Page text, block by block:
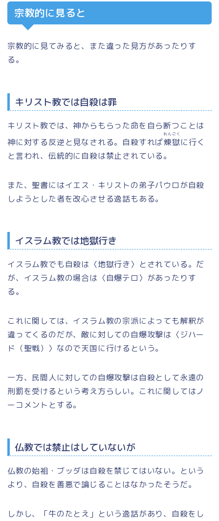
宗教的に見ると
宗教的に見てみると、また違った見方があったりす
る。
キリスト教では自殺は罪
キリスト教では、神からもらった命を自ら断つことは
神に対する反逆と見なされる。自殺すれば煉獄
れんごく
に行く
と言われ、伝統的に自殺は禁止されている。
また、聖書にはイエス・キリストの弟子パウロが自殺
しようとした者を改心させる逸話もある。
イスラム教では地獄行き
イスラム教でも自殺は〈地獄行き〉とされている。だ
が、イスラム教の場合は〈自爆テロ〉があったりす
る。
これに関しては、イスラム教の宗派によっても解釈が
違ってくるのだが、敵に対しての自爆攻撃は〈ジハー
ド（聖戦）〉なので天国に行けるという。
一方、民間人に対しての自爆攻撃は自殺として永遠の
刑罰を受けるという考え方らしい。これに関してはノ
ーコメントとする。
仏教では禁止はしていないが
仏教の始祖・ブッダは自殺を禁じてはいない。という
より、自殺を善悪で論じることはなかったそうだ。
しかし、「牛のたとえ」という逸話があり、自殺をし